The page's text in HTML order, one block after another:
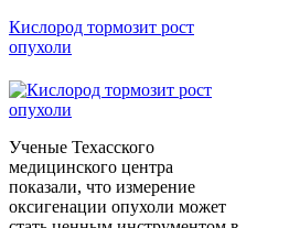
Кислород тормозит рост
опухоли
Ученые Техасского
медицинского центра
показали, что измерение
оксигенации опухоли может